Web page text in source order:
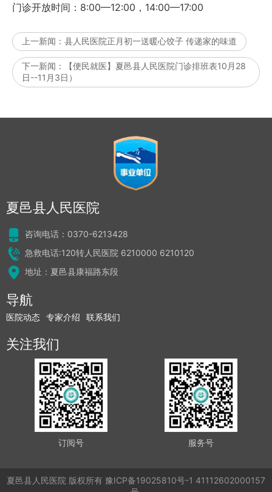
门诊开放时间：8:00—12:00，14:00—17:00
上一新闻： 县人民医院正月初一送暖心饺子 传递家的味道
下一新闻：
【便民就医】夏邑县人民医院门诊排班表10月28
日--11月3日）
夏邑县人民医院
咨询电话：0370-6213428
急救电话:120转人民医院 6210000 6210120
地址：夏邑县康福路东段
导航
医院动态 专家介绍 联系我们
关注我们
订阅号 服务号
夏邑县人民医院 版权所有 豫ICP备19025810号-1 41112602000157